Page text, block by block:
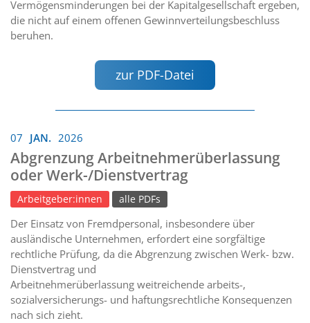
Vermögensminderungen bei der Kapitalgesellschaft ergeben,
die nicht auf einem offenen Gewinnverteilungsbeschluss
beruhen.
zur PDF-Datei
07 JAN. 2026
Abgrenzung Arbeitnehmerüberlassung
oder Werk-/Dienstvertrag
Arbeitgeber:innen alle PDFs
Der Einsatz von Fremdpersonal, insbesondere über
ausländische Unternehmen, erfordert eine sorgfältige
rechtliche Prüfung, da die Abgrenzung zwischen Werk- bzw.
Dienstvertrag und
Arbeitnehmerüberlassung weitreichende arbeits-,
sozialversicherungs- und haftungsrechtliche Konsequenzen
nach sich zieht.